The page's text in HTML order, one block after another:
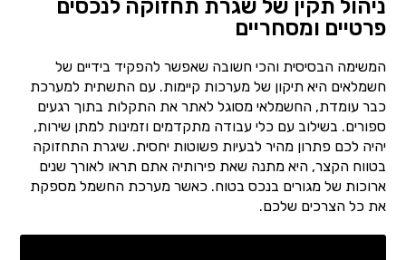
ניהול תקין של שגרת תחזוקה לנכסים
פרטיים ומסחריים
המשימה הבסיסית והכי חשובה שאפשר להפקיד בידיים של
חשמלאים היא תיקון של מערכות קיימות. עם התשתית למערכת
כבר עומדת, החשמלאי מסוגל לאתר את התקלות בתוך רגעים
ספורים. בשילוב עם כלי עבודה מתקדמים וזמינות למתן שירות,
יהיה לכם פתרון מהיר לבעיות פשוטות יחסית. שיגרת התחזוקה
בטווח הקצר, היא מתנה שאת פירותיה אתם תראו לאורך שנים
ארוכות של מגורים בנכס בטוח. כאשר מערכת החשמל מספקת
את כל הצרכים שלכם.